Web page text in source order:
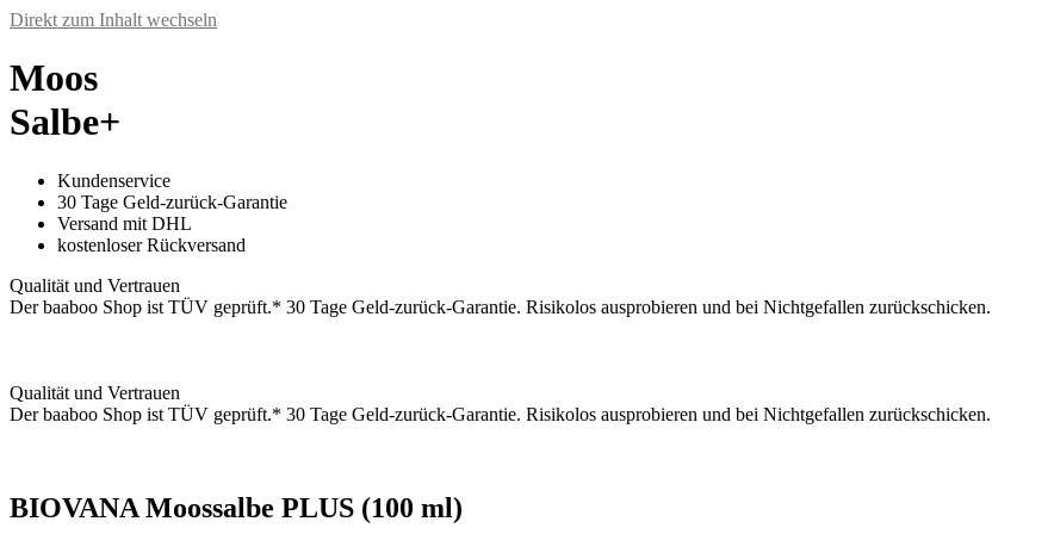
Direkt zum Inhalt wechseln
Moos
Salbe+
Kundenservice
30 Tage Geld-zurück-Garantie
Versand mit DHL
kostenloser Rückversand
Qualität und Vertrauen
Der baaboo Shop ist TÜV geprüft.* 30 Tage Geld-zurück-Garantie. Risikolos ausprobieren und bei Nichtgefallen zurückschicken.
Qualität und Vertrauen
Der baaboo Shop ist TÜV geprüft.* 30 Tage Geld-zurück-Garantie. Risikolos ausprobieren und bei Nichtgefallen zurückschicken.
BIOVANA Moossalbe PLUS (100 ml)